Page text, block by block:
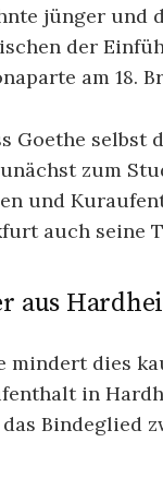
jünger
der
am 18.
Goethe selbst
zum
und
auch seine
aus
dies
in
Bindeglied